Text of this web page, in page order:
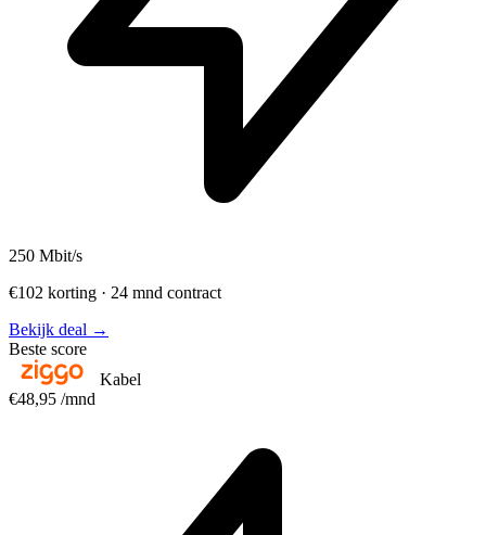
250 Mbit/s
€102 korting · 24 mnd contract
Bekijk deal →
Beste score
Kabel
€48,95 /mnd